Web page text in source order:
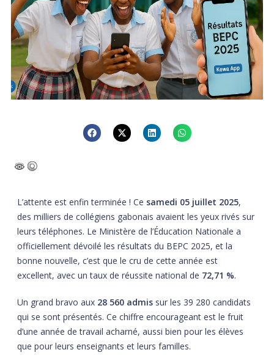
L’attente est enfin terminée ! Ce samedi 05 juillet 2025,
des milliers de collégiens gabonais avaient les yeux rivés sur
leurs téléphones. Le Ministère de l’Éducation Nationale a
officiellement dévoilé les résultats du BEPC 2025, et la
bonne nouvelle, c’est que le cru de cette année est
excellent, avec un taux de réussite national de 72,71 %.
Un grand bravo aux 28 560 admis sur les 39 280 candidats
qui se sont présentés. Ce chiffre encourageant est le fruit
d’une année de travail acharné, aussi bien pour les élèves
que pour leurs enseignants et leurs familles.